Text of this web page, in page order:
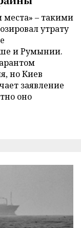
места» – такими
утрату
и Румынии.
но Киев
заявление
оно